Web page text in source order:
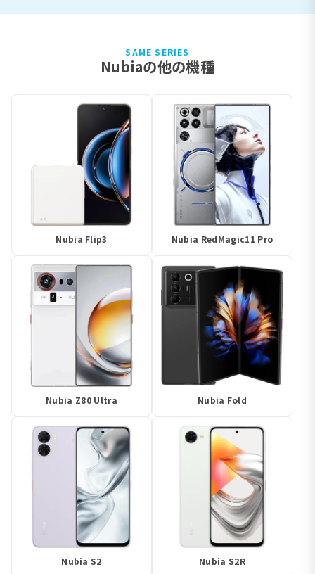
SAME SERIES
Nubiaの他の機種
Nubia Flip3 Nubia RedMagic11 Pro
Nubia Z80 Ultra Nubia Fold
Nubia S2 Nubia S2R